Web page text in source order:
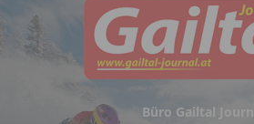
Büro Gailtal